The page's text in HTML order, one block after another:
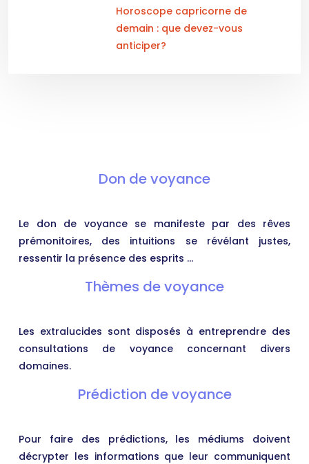
Horoscope capricorne de
demain : que devez-vous
anticiper?
Don de voyance
Le don de voyance se manifeste par des rêves
prémonitoires, des intuitions se révélant justes,
ressentir la présence des esprits …
Thèmes de voyance
Les extralucides sont disposés à entreprendre des
consultations de voyance concernant divers
domaines.
Prédiction de voyance
Pour faire des prédictions, les médiums doivent
décrypter les informations que leur communiquent